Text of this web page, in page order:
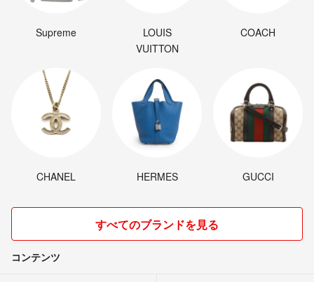
Supreme
LOUIS
VUITTON
COACH
CHANEL HERMES GUCCI
すべてのブランドを見る
コンテンツ